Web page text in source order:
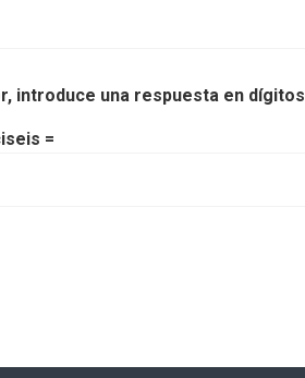
introduce una respuesta en
=